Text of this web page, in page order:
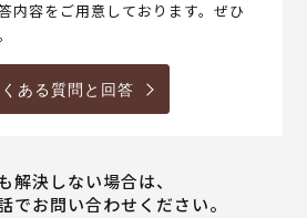
内容をご用意しております。ぜひ
くある質問と回答
解決しない場合は、
でお問い合わせください。